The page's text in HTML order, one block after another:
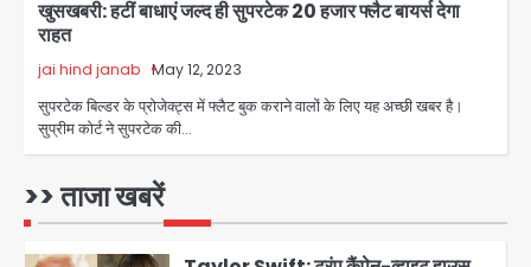
खुसखबरी: हटीं बाधाएं जल्द ही सुपरटेक 20 हजार फ्लैट बायर्स देगा
राहत
jai hind janab May 12, 2023
सुपरटेक बिल्डर के प्रोजेक्ट्स में फ्लैट बुक कराने वालों के लिए यह अच्छी खबर है।
सुप्रीम कोर्ट ने सुपरटेक की…
>> ताजा खबरें
Ranchi JPSC-JSSC Protest: 16वें
Exam रद्द करने की मांग
Avinash Kumar
1
Greater Noida Gas